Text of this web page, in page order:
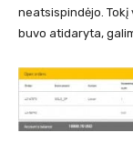
neatsispindėjo. Tokį
buvo atidaryta,